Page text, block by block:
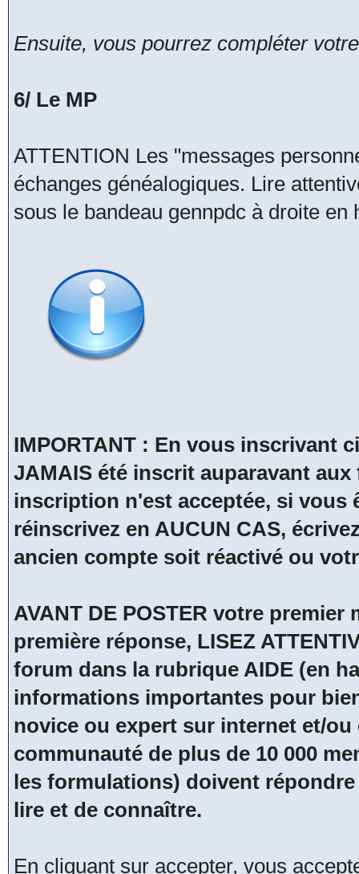
Ensuite, vous pourrez compléter
6/ Le MP
ATTENTION Les "messages
échanges généalogiques. Lire
sous le bandeau gennpdc à droite en
IMPORTANT : En vous inscrivant
JAMAIS été inscrit auparavant
inscription n'est acceptée, si vous
réinscrivez en AUCUN CAS,
ancien compte soit réactivé ou
AVANT DE POSTER votre
première réponse, LISEZ
forum dans la rubrique AIDE (en
informations importantes pour
novice ou expert sur internet et/
communauté de plus de 10 000
les formulations) doivent
lire et de connaître.
En cliquant sur accepter, vous